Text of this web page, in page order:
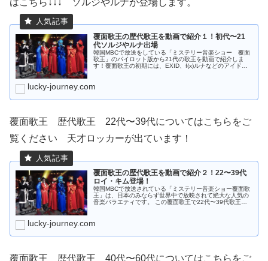
覆面歌王の歴代歌王を動画で紹介１！初代〜21
代ソルジやルナ出場
韓国MBCで放送をしている「ミステリー音楽ショー 覆面
歌王」のパイロット版から21代の歌王を動画で紹介しま
す！覆面歌王の初期には、EXID、f(x)ルナなどのアイドル
lucky-journey.com
覆面歌王 歴代歌王 22代〜39代についてはこちらをご
覧ください 天才ロッカーが出ています！
覆面歌王の歴代歌王を動画で紹介２！22〜39代
ロイ・キム登場！
韓国MBCで放送されている「ミステリー音楽ショー覆面歌
王」は、日本のみならず世界中で放映されて絶大な人気の
音楽バラエティです。 この覆面歌王で22代〜39代歌王の
lucky-journey.com
覆面歌王 歴代歌王 40代〜60代についてはこちらをご